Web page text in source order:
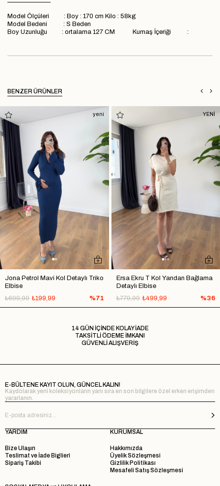
Model Ölçüleri : Boy : 170 cm Kilo : 58kg
Model Bedeni : S Beden
Boy Uzunluğu : ortalama 127 CM Kumaş İçeriği :
BENZER ÜRÜNLER
Jona Petrol Mavi Kol Detaylı Triko
Elbise
₺199,99
₺699,99 %71
yeni
Ersa Ekru T Kol Yandan Bağlama
Detaylı Elbise
₺499,99
₺779,99 %36
YENİ
14 GÜN İÇİNDE KOLAY İADE
TAKSİTLİ ÖDEME İMKANI
GÜVENLİ ALIŞVERİŞ
E-BÜLTENE KAYIT OLUN, GÜNCEL KALIN!
Kaydolarak yeni koleksiyonların yanı sıra en son bilgilere özel erken erişimden
yararlanın.
YARDIM
Bize Ulaşın
Teslimat ve İade Biglieri
Sipariş Takibi
KURUMSAL
Hakkımızda
Üyelik Sözleşmesi
Gizlilik Politikası
Mesafeli Satış Sözleşmesi